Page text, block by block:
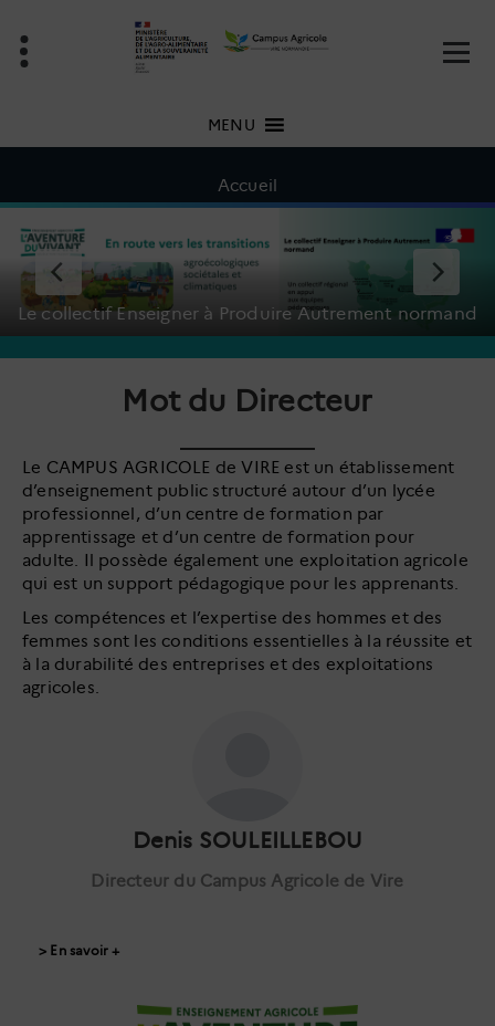
contenu
MENU
Accueil
normand
Mot du Directeur
Le CAMPUS AGRICOLE de VIRE est un établissement
d’enseignement public structuré autour d’un lycée
professionnel, d’un centre de formation par
apprentissage et d’un centre de formation pour
adulte. Il possède également une exploitation agricole
qui est un support pédagogique pour les apprenants.
Les compétences et l’expertise des hommes et des
femmes sont les conditions essentielles à la réussite et
à la durabilité des entreprises et des exploitations
agricoles.
Denis SOULEILLEBOU
Directeur du Campus Agricole de Vire
> En savoir +